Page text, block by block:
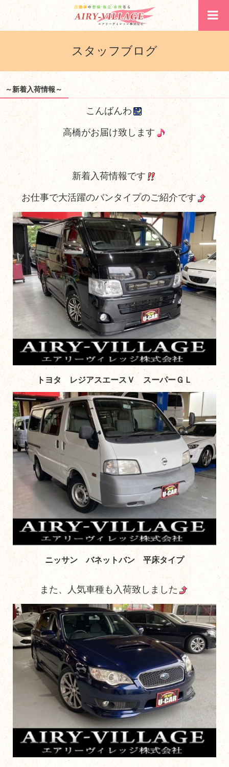
スタッフブログ
～新着入荷情報～
こんばんわ
高橋がお届け致します
新着入荷情報です
お仕事で大活躍のバンタイプのご紹介です
トヨタ レジアスエースＶ スーパーＧＬ
ニッサン バネットバン 平床タイプ
また、人気車種も入荷致しました